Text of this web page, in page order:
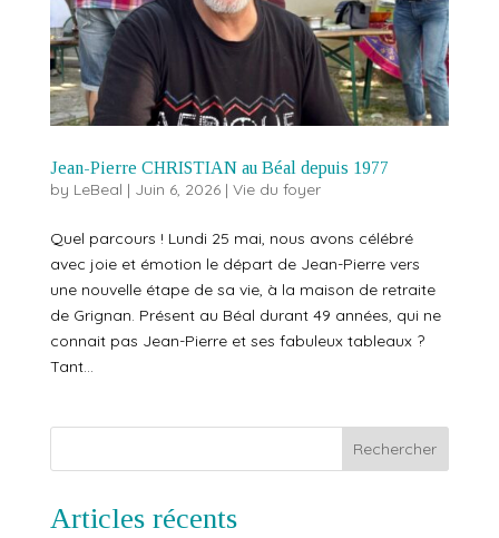
Jean-Pierre CHRISTIAN au Béal depuis 1977
by LeBeal | Juin 6, 2026| Vie du foyer
Quel parcours ! Lundi 25 mai, nous avons célébré
avec joie et émotion le départ de Jean-Pierre vers
une nouvelle étape de sa vie, à la maison de retraite
de Grignan. Présent au Béal durant 49 années, qui ne
connait pas Jean-Pierre et ses fabuleux tableaux ?
Tant...
Rechercher
Articles récents